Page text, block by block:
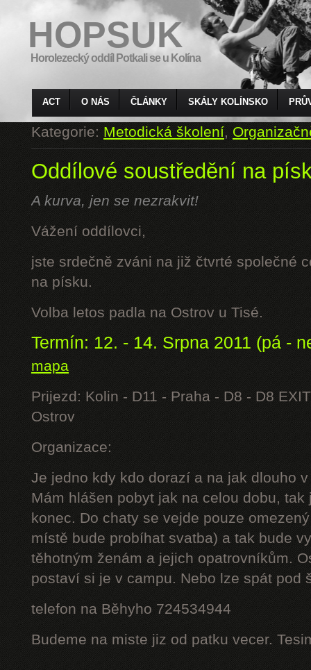
HOPSUK
Horolezecký oddíl Potkali se u Kolína
ACT O NÁS ČLÁNKY SKÁLY KOLÍNSKO
Kategorie:Metodická školení,
Oddílové soustředění na
A kurva, jen se nezrakvit!
Vážení oddílovci,
jste srdečně zváni na již čtvrté společné
na písku.
Volba letos padla na Ostrov u Tisé.
Termín: 12. - 14. Srpna 2011 (pá -
mapa
Prijezd: Kolin - D11 - Praha - D8 - D8
Ostrov
Organizace:
Je jedno kdy kdo dorazí a na jak dlouho
Mám hlášen pobyt jak na celou dobu,
konec. Do chaty se vejde pouze
místě bude probíhat svatba) a tak bude
těhotným ženám a jejich opatrovníkům.
postaví si je v campu. Nebo lze spát pod
telefon na Běhyho 724534944
Budeme na miste jiz od patku vecer.